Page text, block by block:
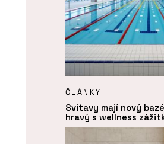
ČLÁNKY
Svitavy mají nový
hravý s wellness